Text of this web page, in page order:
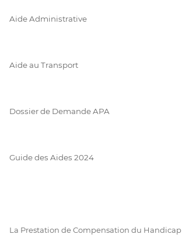
Aide Administrative
Aide au Transport
Dossier de Demande APA
Guide des Aides 2024
La Prestation de Compensation du Handicap